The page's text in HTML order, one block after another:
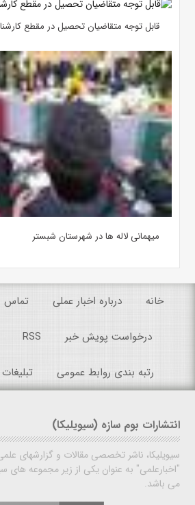
قابل توجه متقاضیان تحصیل در مقطع
میهمانی لاله ها در شهرستان شبستر
خانه درباره اخبار عملی تماس
درخواست پویش خبر RSS
رتبه بندی روابط عمومی
انتشارات بوم سازه (سیویلیکا)
سیویلیکا، ناشر تخصصی مقالات و گزارشهای
"اخبارعلمی" به عنوان یکی از زیر مجموعه های
می باشد.